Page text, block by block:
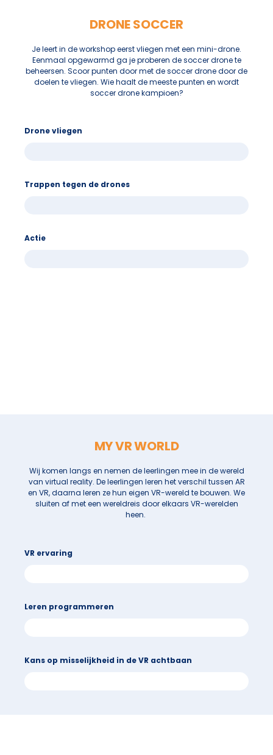
DRONE SOCCER
Je leert in de workshop eerst vliegen met een mini-drone.
Eenmaal opgewarmd ga je proberen de soccer drone te
beheersen. Scoor punten door met de soccer drone door de
doelen te vliegen. Wie haalt de meeste punten en wordt
soccer drone kampioen?
Drone vliegen
Trappen tegen de drones
Actie
MY VR WORLD
Wij komen langs en nemen de leerlingen mee in de wereld
van virtual reality. De leerlingen leren het verschil tussen AR
en VR, daarna leren ze hun eigen VR-wereld te bouwen. We
sluiten af met een wereldreis door elkaars VR-werelden
heen.
VR ervaring
Leren programmeren
Kans op misselijkheid in de VR achtbaan